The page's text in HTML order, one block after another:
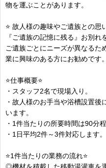
物を運ぶことがあります。
⭐ 故人様の趣味やご遺族との思
『ご遺族の記憶に残る』お別れ
ご遺族ごとにニーズが異なるた
業に興味のある方にお勧めです。
⭐仕事概要⭐
・スタッフ2名で現場入り。
・故人様のお手当や浴槽設置
います。
・1件当たりの所要時間は90分程
・1日平均2件～3件対応します。
⭐1件当たりの業務の流れ⭐
◎機材を積載した移動湯灌車を